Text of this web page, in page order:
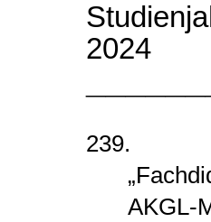
2024
239.
AKGL-